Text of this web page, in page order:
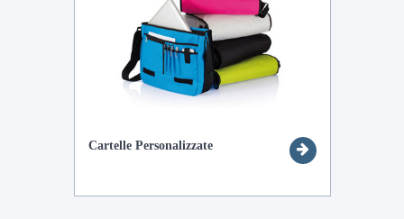
Cartelle Personalizzate